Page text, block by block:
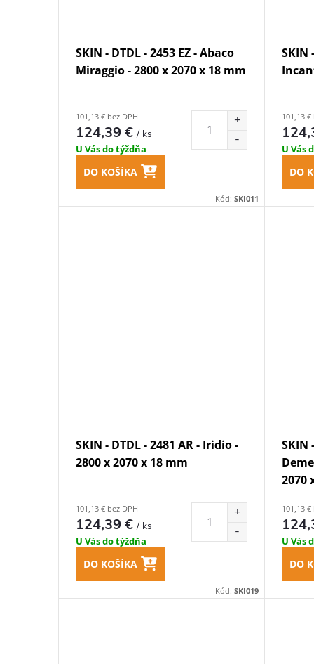
SKIN - DTDL - 2453 EZ - Abaco
Miraggio - 2800 x 2070 x 18 mm
101,13 € bez DPH
124,39 €/ ks
U Vás do týždňa
DO KOŠÍKA
Kód:SKI011
SKIN
101,13 €
U Vás
DO
SKIN - DTDL - 2481 AR - Iridio -
2800 x 2070 x 18 mm
101,13 € bez DPH
124,39 €/ ks
U Vás do týždňa
DO KOŠÍKA
Kód:SKI019
SKIN
2070
101,13 €
U Vás
DO